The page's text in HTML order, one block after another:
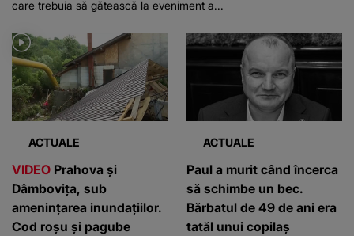
care trebuia să gătească la eveniment a...
ACTUALE
VIDEO Prahova și
Dâmbovița, sub
amenințarea inundațiilor.
Cod roșu și pagube
ACTUALE
Paul a murit când încerca
să schimbe un bec.
Bărbatul de 49 de ani era
tatăl unui copilaș